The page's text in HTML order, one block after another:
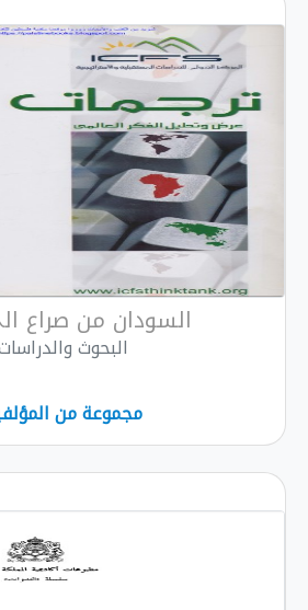
السودان من صراع الى صراع
البحوث والدراسات
مجموعة من المؤلفين